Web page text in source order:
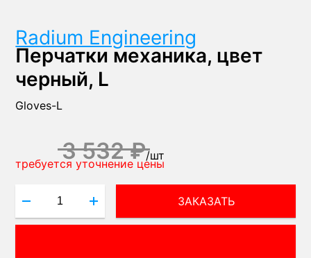
Radium Engineering
Перчатки механика, цвет
черный, L
Gloves-L
3 532 ₽/шт
требуется уточнение цены
ЗАКАЗАТЬ